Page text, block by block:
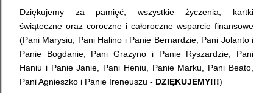
Dziękujemy za pamięć, wszystkie życzenia, kartki
świąteczne oraz coroczne i całoroczne wsparcie finansowe
(Pani Marysiu, Pani Halino i Panie Bernardzie, Pani Jolanto i
Panie Bogdanie, Pani Grażyno i Panie Ryszardzie, Pani
Haniu i Panie Janie, Pani Heniu, Panie Marku, Pani Beato,
Pani Agnieszko i Panie Ireneuszu - DZIĘKUJEMY!!!)